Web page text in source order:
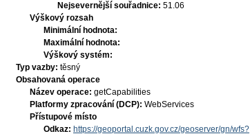
Nejsevernější souřadnice: 51.06
Výškový rozsah
Minimální hodnota:
Maximální hodnota:
Výškový systém:
Typ vazby: těsný
Obsahovaná operace
Název operace: getCapabilities
Platformy zpracování (DCP): WebServices
Přístupové místo
Odkaz: https://geoportal.cuzk.gov.cz/geoserver/gn/wfs?